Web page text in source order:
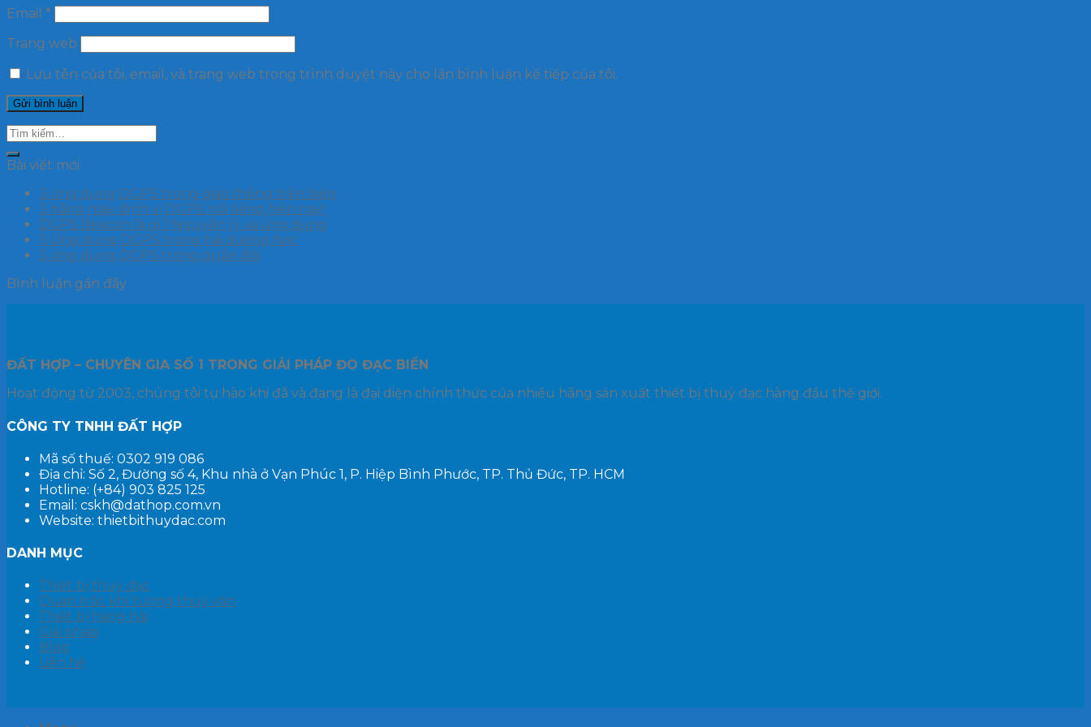
Email *
Trang web
Lưu tên của tôi, email, và trang web trong trình duyệt này cho lần bình luận kế tiếp của tôi.
Bài viết mới
3 ứng dụng DGPS trong giao thông trên biển
3 hãng máy định vị DGPS nổi tiếng hiện nay!
DGPS Beacon là gì? Nguyên lý và ứng dụng
3 Ứng dụng DGPS trong hải dương học
3 ứng dụng DGPS trong quân đội
Bình luận gần đây
ĐẤT HỢP – CHUYÊN GIA SỐ 1 TRONG GIẢI PHÁP ĐO ĐẠC BIỂN
Hoạt động từ 2003, chúng tôi tự hào khi đã và đang là đại diện chính thức của nhiều hãng sản xuất thiết bị thuỷ đạc hàng đầu thế giới.
CÔNG TY TNHH ĐẤT HỢP
Mã số thuế: 0302 919 086
Địa chỉ: Số 2, Đường số 4, Khu nhà ở Vạn Phúc 1, P. Hiệp Bình Phước, TP. Thủ Đức, TP. HCM
Hotline: (+84) 903 825 125
Email: cskh@dathop.com.vn
Website: thietbithuydac.com
DANH MỤC
Thiết bị thuỷ đạc
Quan trắc khí tượng thuỷ văn
Thiết bị hàng hải
Giải pháp
Blog
Liên hệ